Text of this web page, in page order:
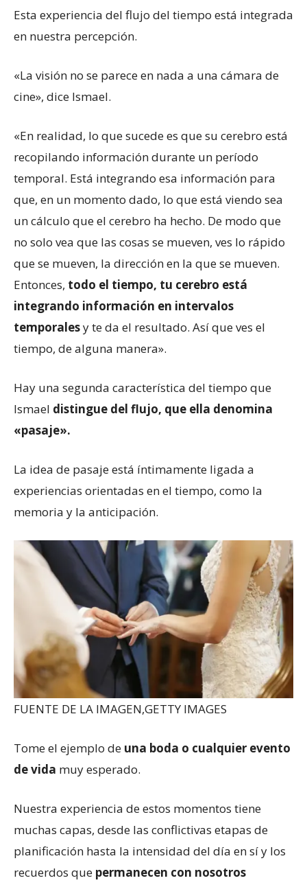
Esta experiencia del flujo del tiempo está integrada
en nuestra percepción.
«La visión no se parece en nada a una cámara de
cine», dice Ismael.
«En realidad, lo que sucede es que su cerebro está
recopilando información durante un período
temporal. Está integrando esa información para
que, en un momento dado, lo que está viendo sea
un cálculo que el cerebro ha hecho. De modo que
no solo vea que las cosas se mueven, ves lo rápido
que se mueven, la dirección en la que se mueven.
Entonces, todo el tiempo, tu cerebro está
integrando información en intervalos
temporalesy te da el resultado. Así que ves el
tiempo, de alguna manera».
Hay una segunda característica del tiempo que
Ismael distingue del flujo, que ella denomina
«pasaje».
La idea de pasaje está íntimamente ligada a
experiencias orientadas en el tiempo, como la
memoria y la anticipación.
FUENTE DE LA IMAGEN,GETTY IMAGES
Tome el ejemplo de una boda o cualquier evento
de vida muy esperado.
Nuestra experiencia de estos momentos tiene
muchas capas, desde las conflictivas etapas de
planificación hasta la intensidad del día en sí y los
recuerdos que permanecen con nosotros